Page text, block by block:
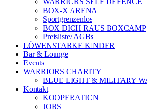
WARRIORS SELF DEFENCE
BOX-X ARENA
Sportgrenzenlos
BOX DICH RAUS BOXCAMP
Preisliste/ AGBs
LÖWENSTARKE KINDER
Bar & Lounge
Events
WARRIORS CHARITY
BLUE LIGHT & MILITARY
Kontakt
KOOPERATION
JOBS